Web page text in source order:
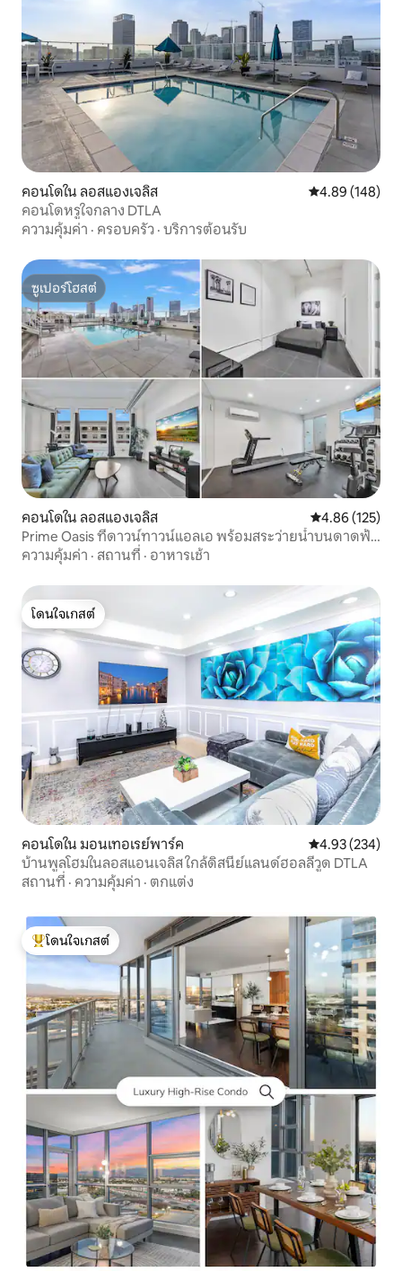
คอนโดใน ลอสแองเจลิส คะแนนเฉลี่ย
4.89 (148)
คอนโดหรูใจกลาง DTLA
ความคุ้มค่า · ครอบครัว · บริการต้อนรับ
ซูเปอร์โฮสต์
ซูเปอร์โฮสต์
คอนโดใน ลอสแองเจลิส คะแนนเฉลี่ย
4.86 (125)
Prime Oasis ที่ดาวน์ทาวน์แอลเอ พร้อมสระว่ายน้ำบนดาดฟ้า
และห้องออกกำลังกาย
ความคุ้มค่า · สถานที่ · อาหารเช้า
โดนใจเกสต์
โดนใจเกสต์
คอนโดใน มอนเทอเรย์พาร์ค คะแนนเฉลี่ย
4.93 (234)
บ้านพูลโฮมในลอสแอนเจลิส ใกล้ดิสนีย์แลนด์ฮอลลีวูด DTLA
สถานที่ · ความคุ้มค่า · ตกแต่ง
โดนใจเกสต์ที่สุด
โดนใจเกสต์